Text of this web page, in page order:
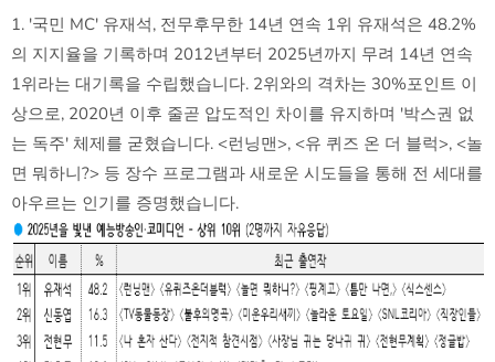
1. '국민 MC' 유재석, 전무후무한 14년 연속 1위 유재석은 48.2%
의 지지율을 기록하며 2012년부터 2025년까지 무려 14년 연속
1위라는 대기록을 수립했습니다. 2위와의 격차는 30%포인트 이
상으로, 2020년 이후 줄곧 압도적인 차이를 유지하며 '박스권 없
는 독주' 체제를 굳혔습니다. <런닝맨>, <유 퀴즈 온 더 블럭>, <놀
면 뭐하니?> 등 장수 프로그램과 새로운 시도들을 통해 전 세대를
아우르는 인기를 증명했습니다.